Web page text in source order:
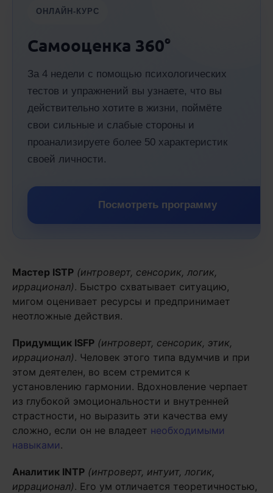
ОНЛАЙН-КУРС
Самооценка 360°
За 4 недели с помощью психологических
тестов и упражнений вы узнаете, что вы
действительно хотите в жизни, поймёте
свои сильные и слабые стороны и
проанализируете более 50 характеристик
своей личности.
Посмотреть программу
Мастер ISTP (интроверт, сенсорик, логик,
иррационал). Быстро схватывает ситуацию,
мигом оценивает ресурсы и предпринимает
неотложные действия.
Придумщик ISFP (интроверт, сенсорик, этик,
иррационал). Человек этого типа вдумчив и при
этом деятелен, во всем стремится к
установлению гармонии. Вдохновление черпает
из глубокой эмоциональности и внутренней
страстности, но выразить эти качества ему
сложно, если он не владеет необходимыми
навыками.
Аналитик INTP (интроверт, интуит, логик,
иррационал). Его ум отличается теоретичностью,